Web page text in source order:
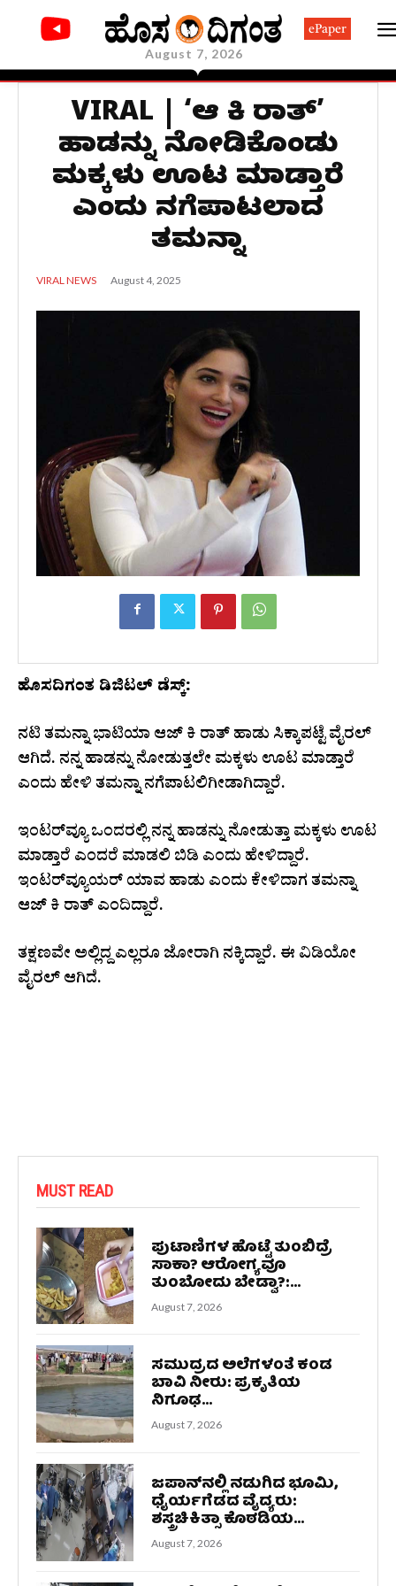
August 7, 2026
ePaper
VIRAL | ‘ಆಜ್‌ ಕಿ ರಾತ್‌’
ಹಾಡನ್ನು ನೋಡಿಕೊಂಡು
ಮಕ್ಕಳು ಊಟ ಮಾಡ್ತಾರೆ
ಎಂದು ನಗೆಪಾಟಲಾದ
ತಮನ್ನಾ
VIRAL NEWS August 4, 2025
ಹೊಸದಿಗಂತ ಡಿಜಿಟಲ್‌ ಡೆಸ್ಕ್‌:
ನಟಿ ತಮನ್ನಾ ಭಾಟಿಯಾ ಆಜ್‌ ಕಿ ರಾತ್‌ ಹಾಡು ಸಿಕ್ಕಾಪಟ್ಟೆ ವೈರಲ್‌
ಆಗಿದೆ. ನನ್ನ ಹಾಡನ್ನು ನೋಡುತ್ತಲೇ ಮಕ್ಕಳು ಊಟ ಮಾಡ್ತಾರೆ
ಎಂದು ಹೇಳಿ ತಮನ್ನಾ ನಗೆಪಾಟಲಿಗೀಡಾಗಿದ್ದಾರೆ.
ಇಂಟರ್‌ವ್ಯೂ ಒಂದರಲ್ಲಿ ನನ್ನ ಹಾಡನ್ನು ನೋಡುತ್ತಾ ಮಕ್ಕಳು ಊಟ
ಮಾಡ್ತಾರೆ ಎಂದರೆ ಮಾಡಲಿ ಬಿಡಿ ಎಂದು ಹೇಳಿದ್ದಾರೆ.
ಇಂಟರ್‌ವ್ಯೂಯರ್‌ ಯಾವ ಹಾಡು ಎಂದು ಕೇಳಿದಾಗ ತಮನ್ನಾ
ಆಜ್‌ ಕಿ ರಾತ್‌ ಎಂದಿದ್ದಾರೆ.
ತಕ್ಷಣವೇ ಅಲ್ಲಿದ್ದ ಎಲ್ಲರೂ ಜೋರಾಗಿ ನಕ್ಕಿದ್ದಾರೆ. ಈ ವಿಡಿಯೋ
ವೈರಲ್‌ ಆಗಿದೆ.
MUST READ
ಪುಟಾಣಿಗಳ ಹೊಟ್ಟೆ ತುಂಬಿದ್ರೆ
ಸಾಕಾ? ಆರೋಗ್ಯವೂ
ತುಂಬೋದು ಬೇಡ್ವಾ?:...
August 7, 2026
ಸಮುದ್ರದ ಅಲೆಗಳಂತೆ ಕಂಡ
ಬಾವಿ ನೀರು: ಪ್ರಕೃತಿಯ
ನಿಗೂಢ...
August 7, 2026
ಜಪಾನ್‌ನಲ್ಲಿ ನಡುಗಿದ ಭೂಮಿ,
ಧೈರ್ಯಗೆಡದ ವೈದ್ಯರು:
ಶಸ್ತ್ರಚಿಕಿತ್ಸಾ ಕೊಠಡಿಯ...
August 7, 2026